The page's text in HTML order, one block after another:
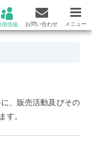
用情報 お問い合わせ メニュー
、販売活動及びその
す。